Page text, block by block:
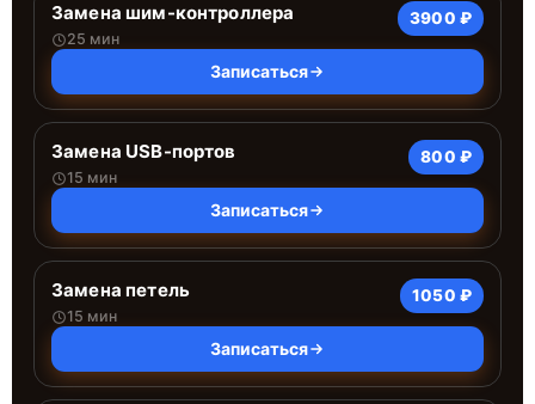
Замена шим-контроллера
25 мин
3900 ₽
Записаться
Замена USB-портов
15 мин
800 ₽
Записаться
Замена петель
15 мин
1050 ₽
Записаться